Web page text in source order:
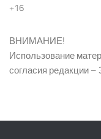
+16
ВНИМАНИЕ!
Использование
согласия редакции